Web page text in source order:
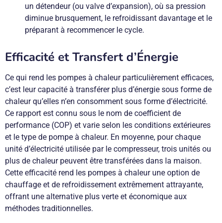
un détendeur (ou valve d’expansion), où sa pression
diminue brusquement, le refroidissant davantage et le
préparant à recommencer le cycle.
Efficacité et Transfert d’Énergie
Ce qui rend les pompes à chaleur particulièrement efficaces,
c’est leur capacité à transférer plus d’énergie sous forme de
chaleur qu’elles n’en consomment sous forme d’électricité.
Ce rapport est connu sous le nom de coefficient de
performance (COP) et varie selon les conditions extérieures
et le type de pompe à chaleur. En moyenne, pour chaque
unité d’électricité utilisée par le compresseur, trois unités ou
plus de chaleur peuvent être transférées dans la maison.
Cette efficacité rend les pompes à chaleur une option de
chauffage et de refroidissement extrêmement attrayante,
offrant une alternative plus verte et économique aux
méthodes traditionnelles.